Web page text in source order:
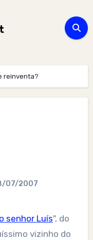
reinventa?
07/2007
senhor Luís", do
vizinho do